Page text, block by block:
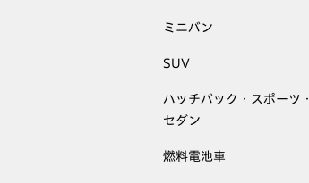
ミニバン
SUV
ハッチバック・スポーツ・
セダン
燃料電池車